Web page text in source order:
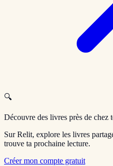
🔍
Découvre des livres près de chez
Sur Relit, explore les livres
trouve ta prochaine lecture.
Créer mon compte gratuit